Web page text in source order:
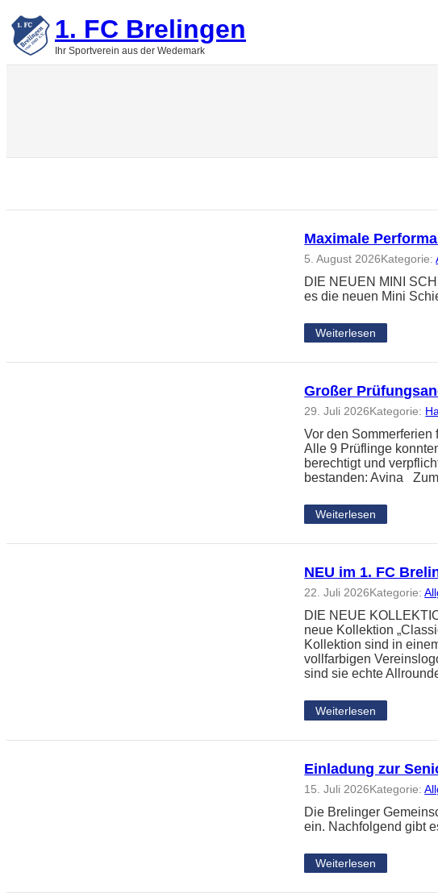
Zum
Inhalt
springen1. FC Brelingen
Ihr Sportverein aus der Wedemark
Maximale
5. August 2026Kategorie:
DIE NEUEN MINI
es die neuen Mini
Weiterlesen
Großer
29. Juli 2026Kategorie:
Vor den Sommerferien
Alle 9 Prüflinge
berechtigt und
bestanden: Avina
Weiterlesen
NEU im 1. FC
22. Juli 2026Kategorie:
DIE NEUE
neue Kollektion
Kollektion sind in
vollfarbigen
sind sie echte
Weiterlesen
Einladung zur
15. Juli 2026Kategorie:
Die Brelinger
ein. Nachfolgend gibt
Weiterlesen